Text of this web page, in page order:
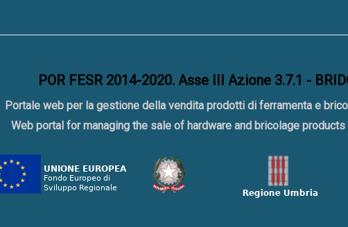
POR FESR 2014-2020. Asse III Azione 3.7.1 -
Portale web per la gestione della vendita prodotti di ferramenta e
Web portal for managing the sale of hardware and bricolage